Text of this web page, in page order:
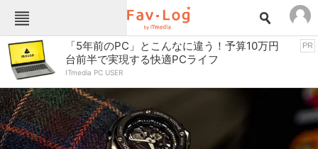
Fav-Logカテゴリー一覧
TOP アウトドア用品
インテリア・収納 おもちゃ・ホビー
カメラ キッチン家電
キッチン用品 ゲーム
「5年前のPC」とこんなに違う！予算10万円
台前半で実現する快適PCライフ
ITmedia PC USER
PR